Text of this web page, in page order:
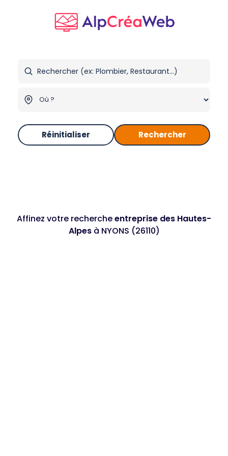
Réinitialiser Rechercher
Affinez votre rechercheentreprise des Hautes-
Alpesà NYONS (26110)